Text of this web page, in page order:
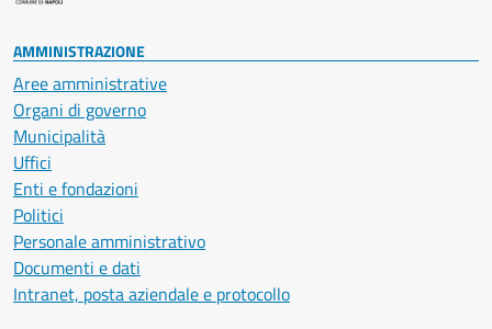
AMMINISTRAZIONE
Aree amministrative
Organi di governo
Municipalità
Uffici
Enti e fondazioni
Politici
Personale amministrativo
Documenti e dati
Intranet, posta aziendale e protocollo